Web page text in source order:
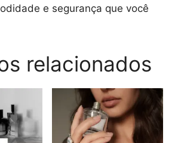
e segurança que você
relacionados